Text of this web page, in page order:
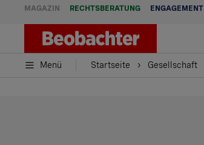
MAGAZIN RECHTSBERATUNG ENGAGEMENT
Menü Startseite Gesellschaft